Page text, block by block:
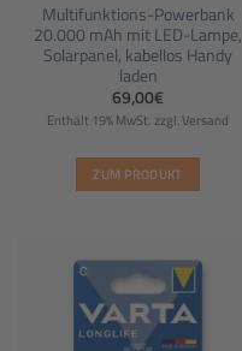
Multifunktions-Powerbank
20.000 mAh mit LED-Lampe,
Solarpanel, kabellos Handy
laden
69,00€
Enthält 19% MwSt.zzgl.Versand
ZUM PRODUKT